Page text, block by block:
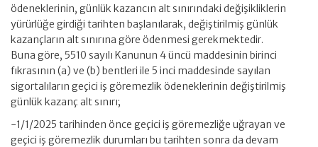
ödeneklerinin, günlük kazancın alt sınırındaki değişikliklerin
yürürlüğe girdiği tarihten başlanılarak, değiştirilmiş günlük
kazançların alt sınırına göre ödenmesi gerekmektedir.
Buna göre, 5510 sayılı Kanunun 4 üncü maddesinin birinci
fıkrasının (a) ve (b) bentleri ile 5 inci maddesinde sayılan
sigortalıların geçici iş göremezlik ödeneklerinin değiştirilmiş
günlük kazanç alt sınırı;
-1/1/2025 tarihinden önce geçici iş göremezliğe uğrayan ve
geçici iş göremezlik durumları bu tarihten sonra da devam